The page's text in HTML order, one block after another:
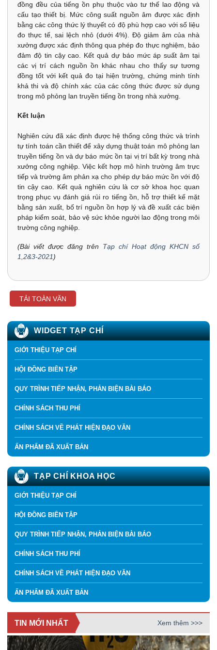
đồng đều của tiếng ồn phụ thuộc vào tư thế lao động và
cấu tạo thiết bị. Mức công suất nguồn âm được xác định
bằng các công thức lý thuyết có độ phù hợp cao với số liệu
đo thực tế, sai lệch nhỏ (dưới 4%). Độ giảm âm của nhà
xưởng được xác định thông qua phép đo thực nghiệm, bảo
đảm độ tin cậy cao. Kết quả dự báo mức áp suất âm tại
các vị trí cách nguồn ồn khác nhau cho thấy sự tương
đồng tốt với kết quả đo tại hiện trường, chứng minh tính
khả thi và độ chính xác của các công thức được sử dụng
trong mô phỏng lan truyền tiếng ồn trong nhà xưởng.
Kết luận
Nghiên cứu đã xác định được hệ thống công thức và trình
tự tính toán cần thiết để xây dựng thuật toán mô phỏng lan
truyền tiếng ồn và dự báo mức ồn tại vị trí bất kỳ trong nhà
xưởng công nghiệp. Việc kết hợp mô hình trường âm trực
tiếp và trường âm phản xạ cho phép dự báo mức ồn với độ
tin cậy cao. Kết quả nghiên cứu là cơ sở khoa học quan
trọng phục vụ đánh giá rủi ro tiếng ồn, hỗ trợ thiết kế mặt
bằng sản xuất, bố trí nguồn ồn hợp lý và đề xuất các biện
pháp kiểm soát, bảo vệ sức khỏe người lao động trong môi
trường công nghiệp.
(Bài viết được đăng trên Tạp chí Hoạt động KHCN số
1,2&3-2021)
TẢI TOÀN VĂN
WIDGET TẠP CHÍ
GIỚI THIỆU TẠP CHÍ
HỘI ĐỒNG BIÊN TẬP
QUY TRÌNH TIẾP NHẬN, PHẢN BIỆN BÀI BÁO
CHÍNH SÁCH THU PHÍ
CHÍNH SÁCH VỀ PHÁT HIỆN ĐẠO VĂN
ẤN PHẨM ĐÃ XUẤT BẢN
TẠP CHÍ KHOA HỌC
GIỚI THIỆU TẠP CHÍ
HỘI ĐỒNG BIÊN TẬP
QUY TRÌNH TIẾP NHẬN, PHẢN BIỆN BÀI BÁO
CHÍNH SÁCH THU PHÍ
CHÍNH SÁCH VỀ PHÁT HIỆN ĐẠO VĂN
ẤN PHẨM ĐÃ XUẤT BẢN
TIN MỚI NHẤT Xem thêm >>>